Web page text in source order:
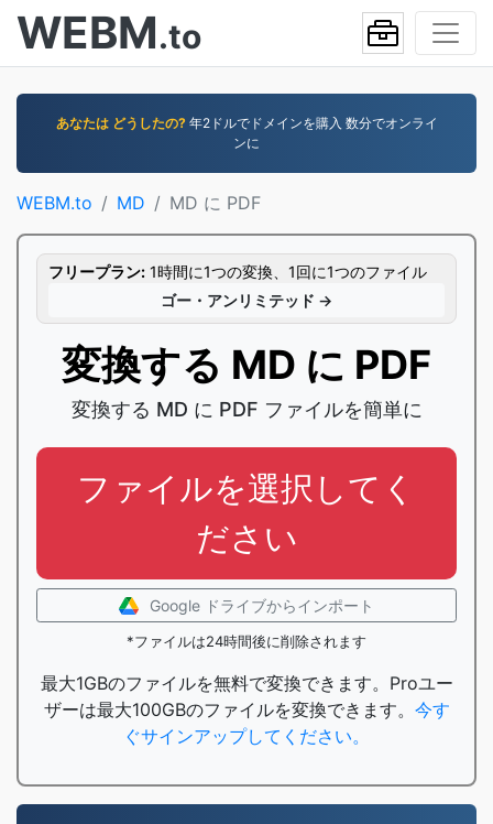
WEBM.to
あなたは どうしたの?年2ドルでドメインを購入 数分でオンライ
ンに
WEBM.to MD MD に PDF
フリープラン: 1時間に1つの変換、1回に1つのファイル
ゴー・アンリミテッド →
変換する MD に PDF
変換する MD に PDF ファイルを簡単に
ファイルを選択してく
ださい
Google ドライブからインポート
*ファイルは24時間後に削除されます
最大1GBのファイルを無料で変換できます。Proユー
ザーは最大100GBのファイルを変換できます。 今す
ぐサインアップしてください。